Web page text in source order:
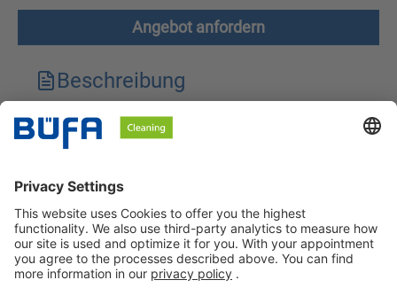
Angebot anfordern
Beschreibung
Technische Merkmale
Sicherheitshinweise